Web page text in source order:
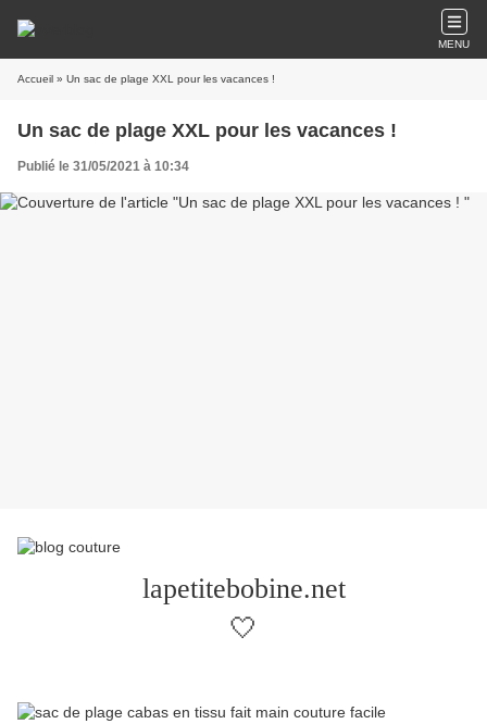
MENU
Accueil » Un sac de plage XXL pour les vacances !
Un sac de plage XXL pour les vacances !
Publié le 31/05/2021 à 10:34
lapetitebobine.net
🤍